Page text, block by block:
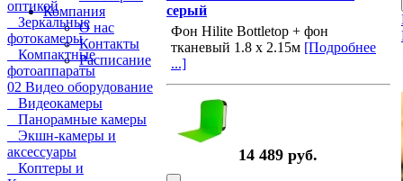
Компания
О нас
Контакты
Расписание
оптикой
Зеркальные
фотокамеры
Компактные
фотоаппараты
02 Видео оборудование
Видеокамеры
Панорамные камеры
Экшн-камеры и
аксессуары
Коптеры и
серый
Фон Hilite Bottletop + фон
тканевый 1.8 x 2.15м [Подробнее
...]
14 489 руб.